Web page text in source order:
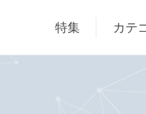
特集 カテ